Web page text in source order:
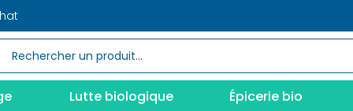
Lutte biologique Épicerie bio